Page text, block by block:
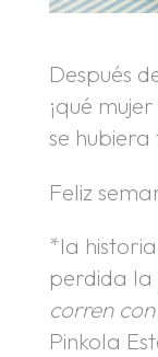
Después
¡qué
se
Feliz
*la
perdida la
corren
Pinkola